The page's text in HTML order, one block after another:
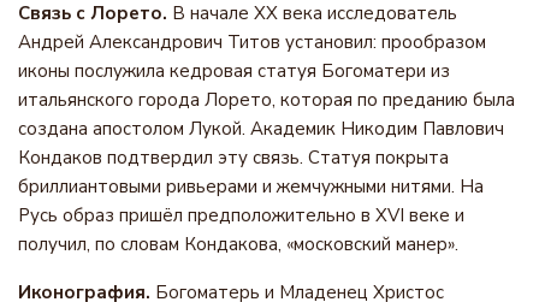
Связь с Лорето. В начале XX века исследователь
Андрей Александрович Титов установил: прообразом
иконы послужила кедровая статуя Богоматери из
итальянского города Лорето, которая по преданию была
создана апостолом Лукой. Академик Никодим Павлович
Кондаков подтвердил эту связь. Статуя покрыта
бриллиантовыми ривьерами и жемчужными нитями. На
Русь образ пришёл предположительно в XVI веке и
получил, по словам Кондакова, «московский манер».
Иконография. Богоматерь и Младенец Христос